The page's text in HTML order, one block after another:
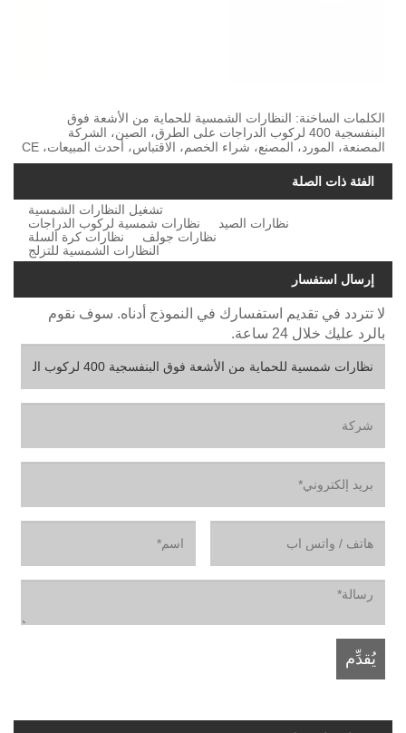
الكلمات الساخنة: النظارات الشمسية للحماية من الأشعة فوق
البنفسجية 400 لركوب الدراجات على الطرق، الصين، الشركة
المصنعة، المورد، المصنع، شراء الخصم، الاقتباس، أحدث المبيعات، CE
الفئة ذات الصلة
تشغيل النظارات الشمسية
نظارات شمسية لركوب الدراجات
نظارات الصيد
نظارات كرة السلة
نظارات جولف
النظارات الشمسية للتزلج
إرسال استفسار
لا تتردد في تقديم استفسارك في النموذج أدناه. سوف نقوم
بالرد عليك خلال 24 ساعة.